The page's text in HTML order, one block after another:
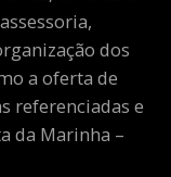
dos
a oferta de
referenciadas e
da Marinha –